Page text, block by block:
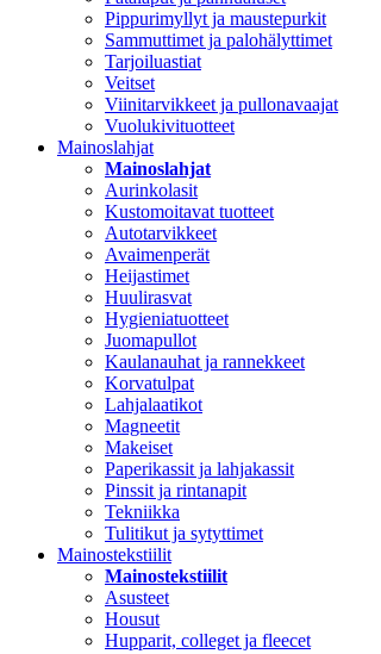
Pippurimyllyt ja maustepurkit
Sammuttimet ja palohälyttimet
Tarjoiluastiat
Veitset
Viinitarvikkeet ja pullonavaajat
Vuolukivituotteet
Mainoslahjat
Mainoslahjat
Aurinkolasit
Kustomoitavat tuotteet
Autotarvikkeet
Avaimenperät
Heijastimet
Huulirasvat
Hygieniatuotteet
Juomapullot
Kaulanauhat ja rannekkeet
Korvatulpat
Lahjalaatikot
Magneetit
Makeiset
Paperikassit ja lahjakassit
Pinssit ja rintanapit
Tekniikka
Tulitikut ja sytyttimet
Mainostekstiilit
Mainostekstiilit
Asusteet
Housut
Hupparit, colleget ja fleecet